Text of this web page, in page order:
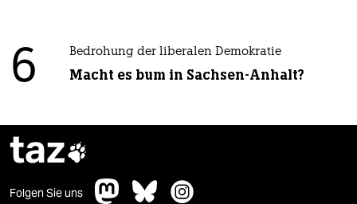
6
Bedrohung der liberalen Demokratie
Macht es bum in Sachsen-Anhalt?
taz
Folgen Sie uns